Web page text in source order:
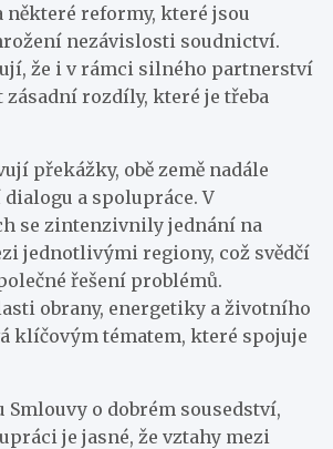
některé reformy, které jsou
nezávislosti soudnictví.
že i v rámci silného partnerství
rozdíly, které je třeba
překážky, obě země nadále
a spolupráce. V
se zintenzivnily jednání na
jednotlivými regiony, což svědčí
řešení problémů.
obrany, energetiky a životního
klíčovým tématem, které spojuje
Smlouvy o dobrém sousedství,
je jasné, že vztahy mezi